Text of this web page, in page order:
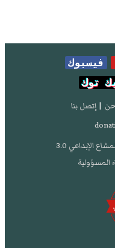
فيسبوك
توك
| إتصل بنا
الإبداعي 3.0
المسؤولية